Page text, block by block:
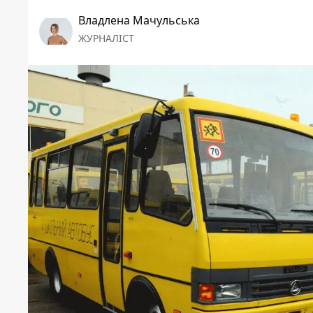
Владлена Мачульська
ЖУРНАЛІСТ